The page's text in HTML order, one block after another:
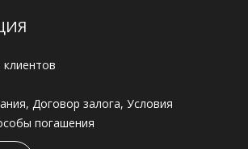
Договор залога, Условия
погашения